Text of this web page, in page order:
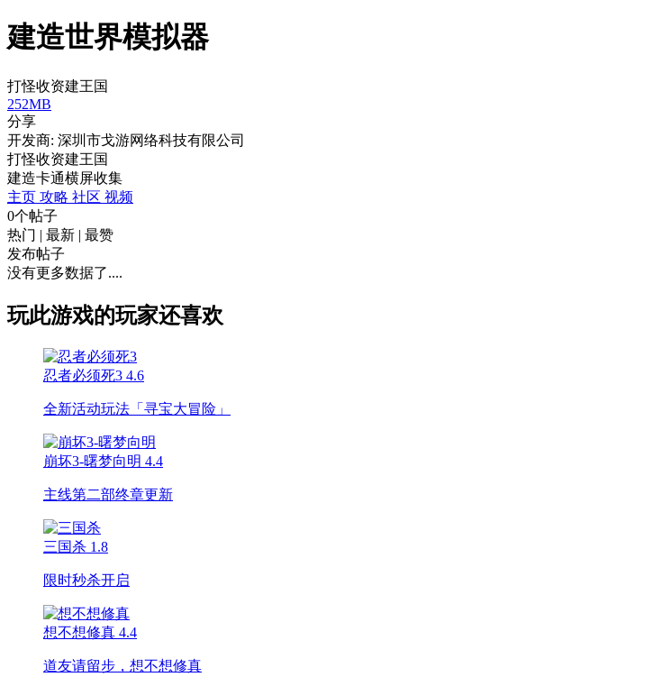
建造世界模拟器
打怪收资建王国
252MB
分享
开发商: 深圳市戈游网络科技有限公司
打怪收资建王国
建造卡通横屏收集
主页 攻略 社区 视频
0个帖子
热门 | 最新 | 最赞
发布帖子
没有更多数据了....
玩此游戏的玩家还喜欢
忍者必须死3 4.6
全新活动玩法「寻宝大冒险」
崩坏3-曙梦向明 4.4
主线第二部终章更新
三国杀 1.8
限时秒杀开启
想不想修真 4.4
道友请留步，想不想修真